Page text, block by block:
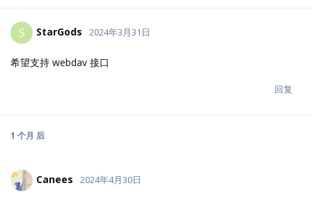
S StarGods 2024年3月31日
希望支持 webdav 接口
回复
1 个月 后
Canees 2024年4月30日